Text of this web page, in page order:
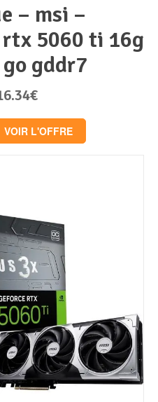
& Réseaux5060 ti 16g
gddr7
VOIR L'OFFRE